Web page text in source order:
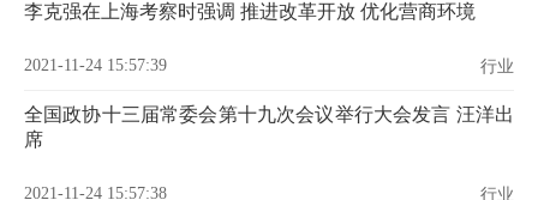
李克强在上海考察时强调 推进改革开放 优化营商环境
2021-11-24 15:57:39 行业
全国政协十三届常委会第十九次会议举行大会发言 汪洋出
席
2021-11-24 15:57:38 行业